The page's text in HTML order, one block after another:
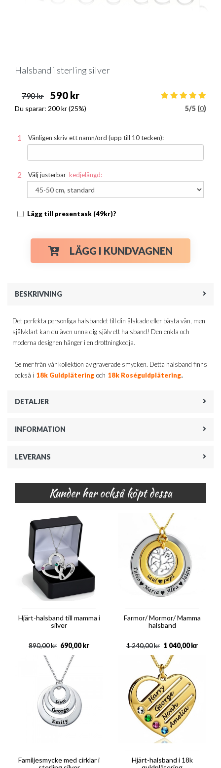
Halsband i sterling silver
790 kr 590 kr
Du sparar: 200 kr(25%) 5/5 (0)
Vänligen skriv ett namn/ord (upp till 10 tecken):
Välj justerbar kedjelängd:
Lägg till presentask (49kr)?
LÄGG I KUNDVAGNEN
BESKRIVNING
Det perfekta personliga halsbandet till din älskade eller bästa vän, men
självklart kan du även unna dig själv ett halsband! Den enkla och
moderna designen hänger i en drottningkedja.
Se mer från vår kollektion av graverade smycken. Detta halsband finns
också i 18k Guldplätering och 18k Roséguldplätering.
DETALJER
INFORMATION
LEVERANS
Kunder har också köpt dessa
Hjärt-halsband till mamma i
silver
kr
890,00 kr
690,00
Farmor/ Mormor/ Mamma
halsband
kr
1 240,00 kr
1 040,00
Familjesmycke med cirklar i
Hjärt-halsband i 18k